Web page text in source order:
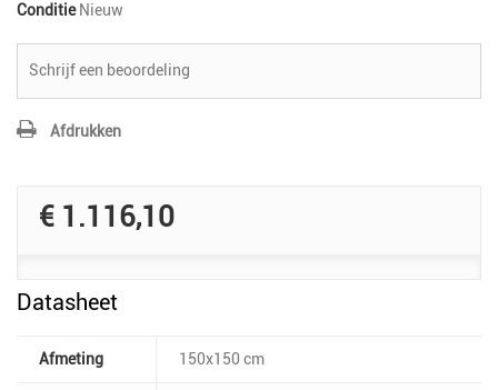
Conditie Nieuw
Schrijf een beoordeling
Afdrukken
€ 1.116,10
Datasheet
Afmeting 150x150 cm